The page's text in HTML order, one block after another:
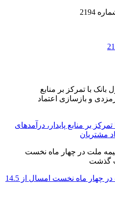
بر منابع پایدار، درآمدهای
مشتریان
حق بیمه تولیدی بیمه ملت در چهار ماه نخست امسال از 14.5